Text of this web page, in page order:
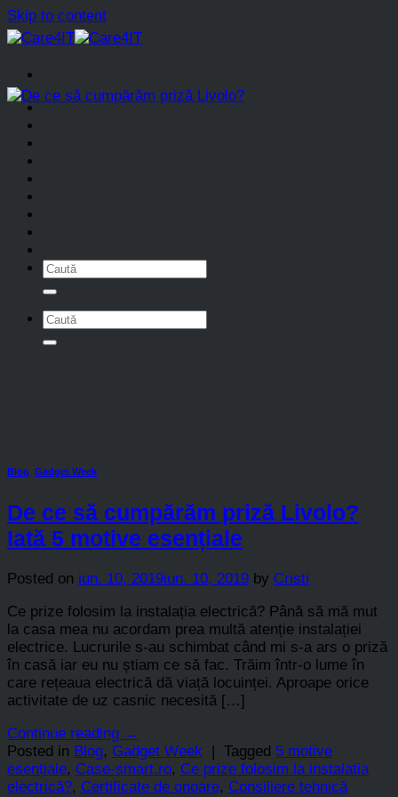
Skip to content
Home
Blog Gadget Week
De ce să cumpărăm priză Livolo?
Iată 5 motive esențiale
Posted on iun. 10, 2019iun. 10, 2019 by Cristi
Ce prize folosim la instalația electrică? Până să mă mut
la casa mea nu acordam prea multă atenție instalației
electrice. Lucrurile s-au schimbat când mi s-a ars o priză
în casă iar eu nu știam ce să fac. Trăim într-o lume în
care rețeaua electrică dă viață locuinței. Aproape orice
activitate de uz casnic necesită […]
Continue reading →
Posted in Blog, Gadget Week | Tagged 5 motive
esențiale, Case-smart.ro, Ce prize folosim la instalația
electrică?, Certificate de onoare, Consiliere tehnică